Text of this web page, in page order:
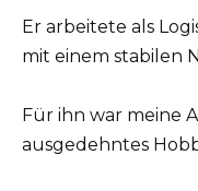
Er arbeitete als
mit einem stabilen
Für ihn war meine
ausgedehntes